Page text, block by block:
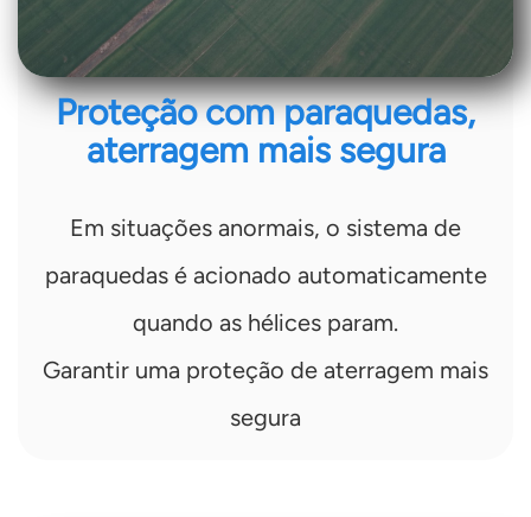
Proteção com paraquedas,
aterragem mais segura
Em situações anormais, o sistema de
paraquedas é acionado automaticamente
quando as hélices param.
Garantir uma proteção de aterragem mais
segura